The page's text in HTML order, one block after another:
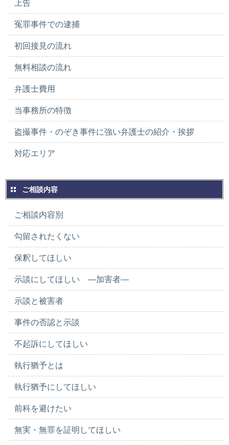
上告
冤罪事件での逮捕
初回接見の流れ
無料相談の流れ
弁護士費用
当事務所の特徴
盗撮事件・のぞき事件に強い弁護士の紹介・挨拶
対応エリア
ご相談内容
ご相談内容別
勾留されたくない
保釈してほしい
示談にしてほしい ―加害者―
示談と被害者
事件の否認と示談
不起訴にしてほしい
執行猶予とは
執行猶予にしてほしい
前科を避けたい
無実・無罪を証明してほしい